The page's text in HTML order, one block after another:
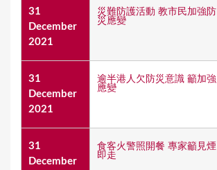
31
December
2021
災難防護活動 教市民加強防
災應變
31
December
2021
逾半港人欠防災意識 籲加強
應變
31
December
食客火警照開餐 專家籲見煙
即走